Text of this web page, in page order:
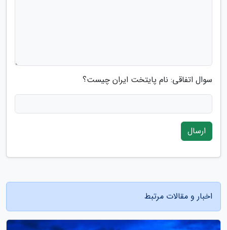
سوال اتفاقی: نام پایتخت ایران چیست؟
ارسال
اخبار و مقالات مرتبط